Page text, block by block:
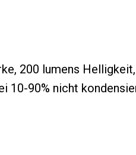
200 lumens
10-90% nicht